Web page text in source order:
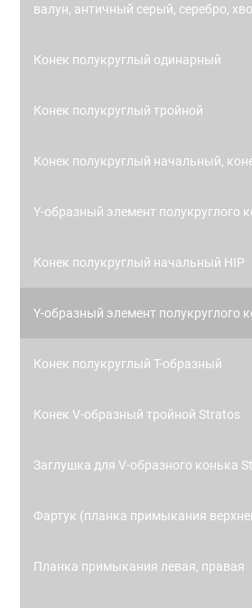
валун, античный серый, серебро,
Конек полукруглый одинарный
Конек полукруглый тройной
Конек полукруглый начальный,
Y-образный элемент полукруглого
Конек полукруглый начальный HIP
Y-образный элемент полукруглого
Конек полукруглый Т-образный
Конек V-образный тройной Stratos
Заглушка для V-образного конька
Фартук (планка примыкания
Планка примыкания левая, правая